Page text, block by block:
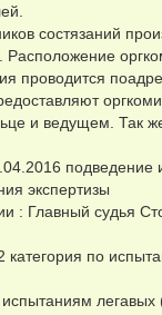
состязаний
проводится
и ведущем. Так
подведение
экспертизы
: Главный судья
категория по